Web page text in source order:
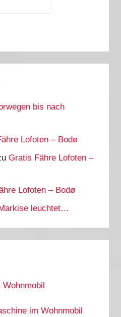
bis nach
Lofoten – Bodø
Gratis Fähre Lofoten –
Lofoten – Bodø
leuchtet…
im Wohnmobil